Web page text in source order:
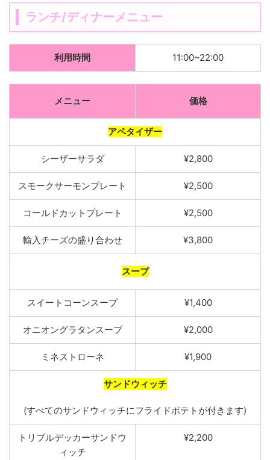
ランチ/ディナーメニュー
利用時間 11:00~22:00
メニュー 価格
アペタイザー
シーザーサラ ダ ¥2,800
スモークサーモンプレート ¥2,500
コールドカットプレート ¥2,500
輸入チーズの盛り合わせ ¥3,800
スープ
スイートコーンスープ ¥1,400
オニオングラタンスープ ¥2,000
ミネストローネ ¥1,900
サンドウィッチ
(すべてのサンドウィッチにフライドポテトが付きます)
トリプルデッカーサンドウ
ィッチ
¥2,200